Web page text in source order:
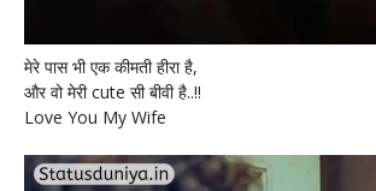
मेरे पास भी एक कीमती हीरा है,
और वो मेरी cute सी बीवी है..!!
Love You My Wife